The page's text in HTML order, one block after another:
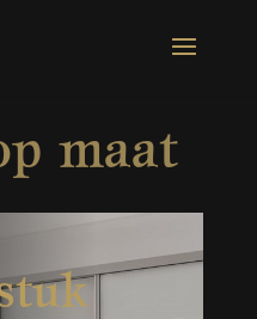
maat